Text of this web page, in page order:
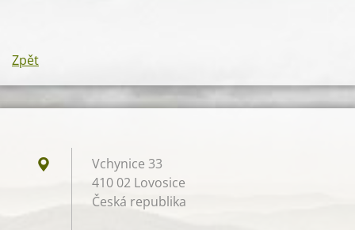
Zpět
Vchynice 33
410 02 Lovosice
Česká republika